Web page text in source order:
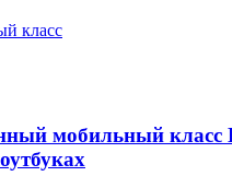
класс
мобильный класс